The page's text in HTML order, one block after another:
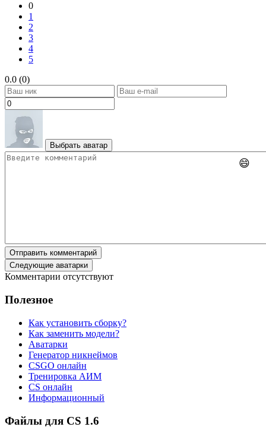
0
1
2
3
4
5
0.0 (0)
Выбрать аватар
😄
Отправить комментарий
Следующие аватарки
Комментарии отсутствуют
Полезное
Как установить сборку?
Как заменить модели?
Аватарки
Генератор никнеймов
CSGO онлайн
Тренировка АИМ
CS онлайн
Информационный
Файлы для CS 1.6